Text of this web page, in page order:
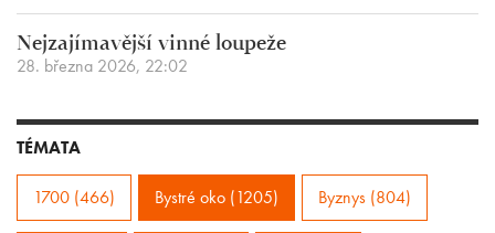
Nejzajímavější vinné loupeže
28. března 2026, 22:02
TÉMATA
1700 (466) Bystré oko (1205) Byznys (804)